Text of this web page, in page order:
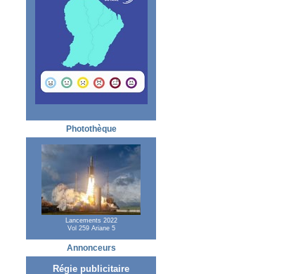
Photothèque
Lancements 2022
Vol 259 Ariane 5
Annonceurs
Régie publicitaire